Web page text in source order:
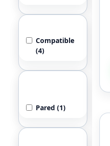
Compatible
(4)
Pared (1)